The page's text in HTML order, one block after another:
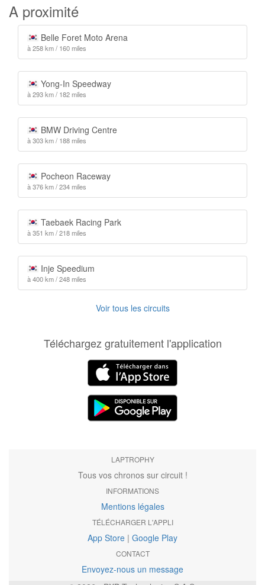
A proximité
Belle Foret Moto Arena
à 258 km / 160 miles
Yong-In Speedway
à 293 km / 182 miles
BMW Driving Centre
à 303 km / 188 miles
Pocheon Raceway
à 376 km / 234 miles
Taebaek Racing Park
à 351 km / 218 miles
Inje Speedium
à 400 km / 248 miles
Voir tous les circuits
Téléchargez gratuitement l'application
LAPTROPHY
Tous vos chronos sur circuit !
INFORMATIONS
Mentions légales
TÉLÉCHARGER L'APPLI
App Store | Google Play
CONTACT
Envoyez-nous un message